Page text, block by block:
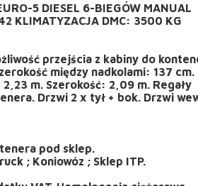
5 DIESEL 6-BIEGÓW MANUAL
KLIMATYZACJA DMC: 3500 KG
przejścia z kabiny do
między nadkolami: 137 cm.
m. Szerokość: 2,09 m. Regały
Drzwi 2 x tył + bok. Drzwi
pod sklep.
; Koniowóz ; Sklep ITP.